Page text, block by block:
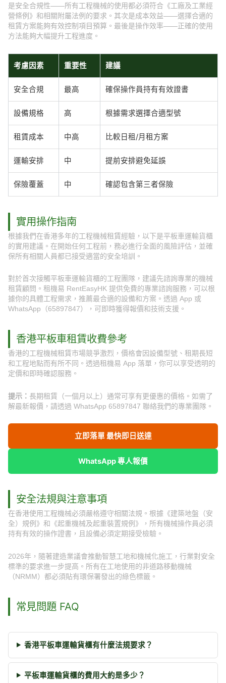
是安全合規性——所有工程機械的使用都必須符合《工廠及工業經
營條例》和相關附屬法例的要求。其次是成本效益——選擇合適的
租賃方案能夠有效控制項目預算。最後是操作效率——正確的使用
方法能夠大幅提升工程進度。
考慮因素 重要性 建議
安全合規 最高 確保操作員持有有效證書
設備規格 高 根據需求選擇合適型號
租賃成本 中高 比較日租/月租方案
運輸安排 中 提前安排避免延誤
保險覆蓋 中 確認包含第三者保險
實用操作指南
根據我們在香港多年的工程機械租賃經驗，以下是平板車運輸貨櫃
的實用建議。在開始任何工程前，務必進行全面的風險評估，並確
保所有相關人員都已接受適當的安全培訓。
對於首次接觸平板車運輸貨櫃的工程團隊，建議先諮詢專業的機械
租賃顧問。租機易 RentEasyHK 提供免費的專業諮詢服務，可以根
據你的具體工程需求，推薦最合適的設備和方案。透過 App 或
WhatsApp（65897847），可即時獲得報價和技術支援。
香港平板車租賃收費參考
香港的工程機械租賃市場競爭激烈，價格會因設備型號、租期長短
和工程地點而有所不同。透過租機易 App 落單，你可以享受透明的
定價和即時確認服務。
提示： 長期租賃（一個月以上）通常可享有更優惠的價格。如需了
解最新報價，請透過 WhatsApp 65897847 聯絡我們的專業團隊。
立即落單 最快即日送達
WhatsApp 專人報價
安全法規與注意事項
在香港使用工程機械必須嚴格遵守相關法規。根據《建築地盤（安
全）規例》和《起重機械及起重裝置規例》，所有機械操作員必須
持有有效的操作證書，且設備必須定期接受檢驗。
2026年，隨著建造業議會推動智慧工地和機械化施工，行業對安全
標準的要求進一步提高。所有在工地使用的非道路移動機械
（NRMM）都必須貼有環保署發出的綠色標籤。
常見問題 FAQ
香港平板車運輸貨櫃有什麼法規要求？
平板車運輸貨櫃的費用大約是多少？